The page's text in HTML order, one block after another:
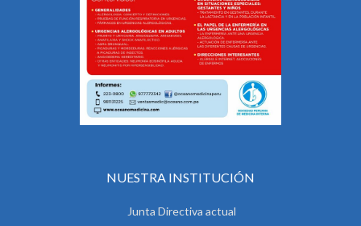
NUESTRA INSTITUCIÓN
Junta Directiva actual